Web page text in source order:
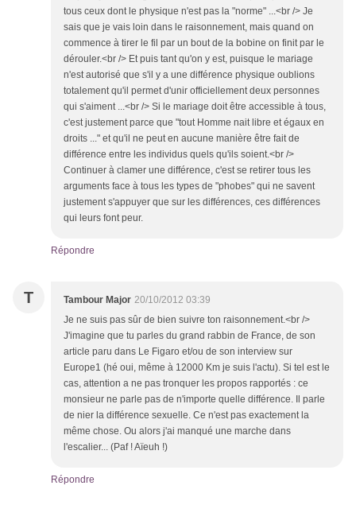
tous ceux dont le physique n'est pas la "norme" ...<br /> Je
sais que je vais loin dans le raisonnement, mais quand on
commence à tirer le fil par un bout de la bobine on finit par le
dérouler.<br /> Et puis tant qu'on y est, puisque le mariage
n'est autorisé que s'il y a une différence physique oublions
totalement qu'il permet d'unir officiellement deux personnes
qui s'aiment ...<br /> Si le mariage doit être accessible à tous,
c'est justement parce que "tout Homme nait libre et égaux en
droits ..." et qu'il ne peut en aucune manière être fait de
différence entre les individus quels qu'ils soient.<br />
Continuer à clamer une différence, c'est se retirer tous les
arguments face à tous les types de "phobes" qui ne savent
justement s'appuyer que sur les différences, ces différences
qui leurs font peur.
Répondre
T Tambour Major 20/10/2012 03:39
Je ne suis pas sûr de bien suivre ton raisonnement.<br />
J'imagine que tu parles du grand rabbin de France, de son
article paru dans Le Figaro et/ou de son interview sur
Europe1 (hé oui, même à 12000 Km je suis l'actu). Si tel est le
cas, attention a ne pas tronquer les propos rapportés : ce
monsieur ne parle pas de n'importe quelle différence. Il parle
de nier la différence sexuelle. Ce n'est pas exactement la
même chose. Ou alors j'ai manqué une marche dans
l'escalier... (Paf ! Aïeuh !)
Répondre